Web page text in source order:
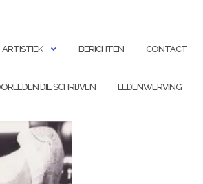
ARTISTIEK BERICHTEN CONTACT
DIE SCHRIJVEN LEDENWERVING